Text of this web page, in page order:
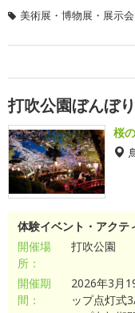
美術展・博物展・展示会
打吹公園ぼんぼ
桜
体験イベント・アクテ
開催場
所：
打吹公園
開催期
間：
2026年3月
ップ点灯式